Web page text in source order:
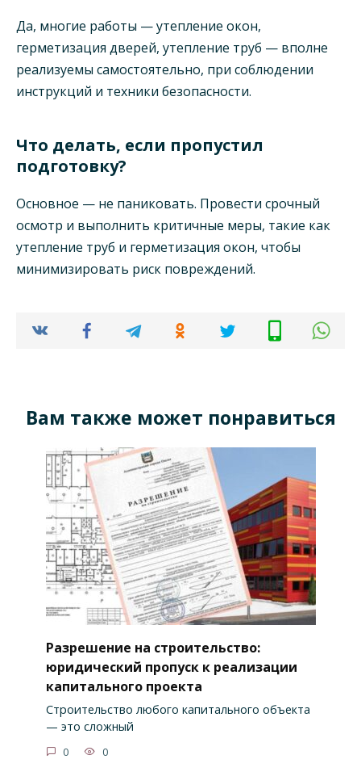
Да, многие работы — утепление окон,
герметизация дверей, утепление труб — вполне
реализуемы самостоятельно, при соблюдении
инструкций и техники безопасности.
Что делать, если пропустил
подготовку?
Основное — не паниковать. Провести срочный
осмотр и выполнить критичные меры, такие как
утепление труб и герметизация окон, чтобы
минимизировать риск повреждений.
Вам также может понравиться
Разрешение на строительство:
юридический пропуск к реализации
капитального проекта
Строительство любого капитального объекта
— это сложный
0 0